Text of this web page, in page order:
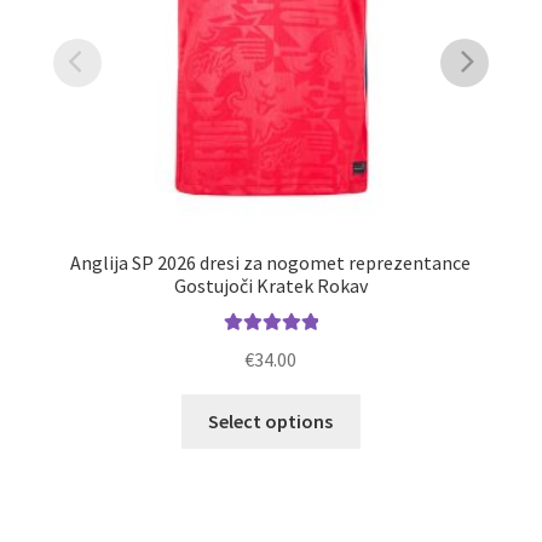
Anglija SP 2026 dresi za nogomet reprezentance
Gostujoči Kratek Rokav
€34.00
Select options